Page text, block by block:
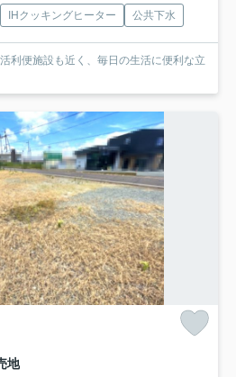
IHクッキングヒーター 公共下水
利便施設も近く、毎日の生活に便利な立
地